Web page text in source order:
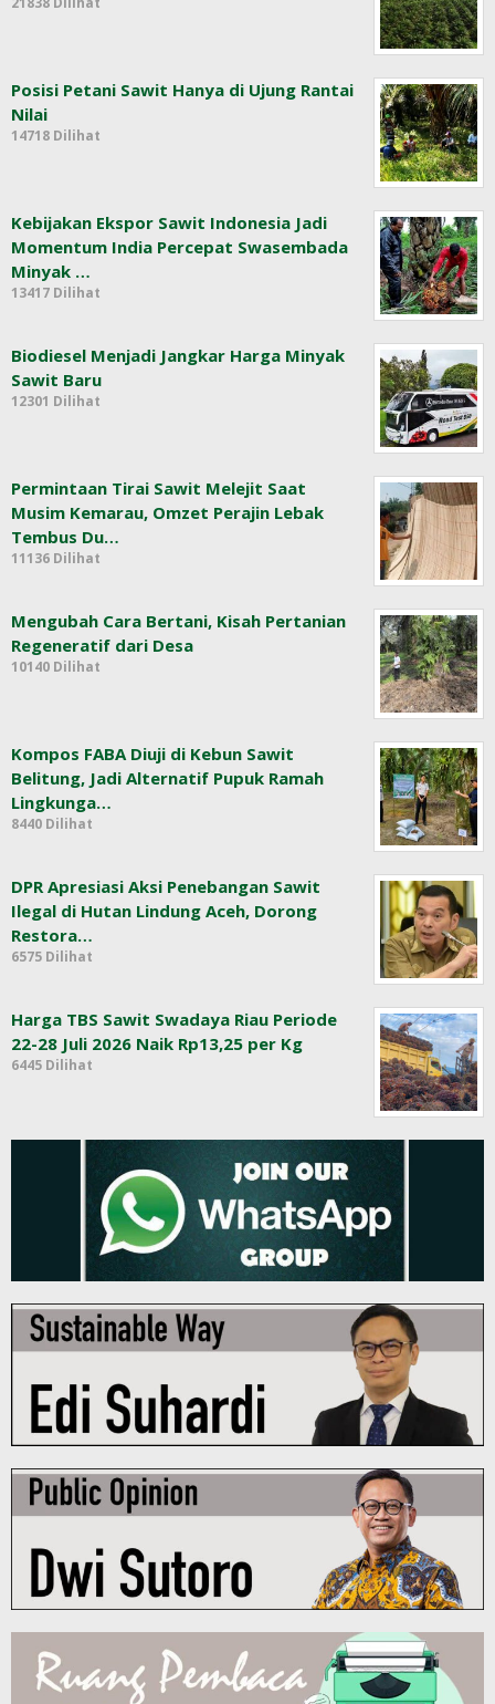
Posisi Petani Sawit Hanya di Ujung Rantai
Nilai
14718 Dilihat
Kebijakan Ekspor Sawit Indonesia Jadi
Momentum India Percepat Swasembada
Minyak …
13417 Dilihat
Biodiesel Menjadi Jangkar Harga Minyak
Sawit Baru
12301 Dilihat
Permintaan Tirai Sawit Melejit Saat
Musim Kemarau, Omzet Perajin Lebak
Tembus Du…
11136 Dilihat
Mengubah Cara Bertani, Kisah Pertanian
Regeneratif dari Desa
10140 Dilihat
Kompos FABA Diuji di Kebun Sawit
Belitung, Jadi Alternatif Pupuk Ramah
Lingkunga…
8440 Dilihat
DPR Apresiasi Aksi Penebangan Sawit
Ilegal di Hutan Lindung Aceh, Dorong
Restora…
6575 Dilihat
Harga TBS Sawit Swadaya Riau Periode
22-28 Juli 2026 Naik Rp13,25 per Kg
6445 Dilihat